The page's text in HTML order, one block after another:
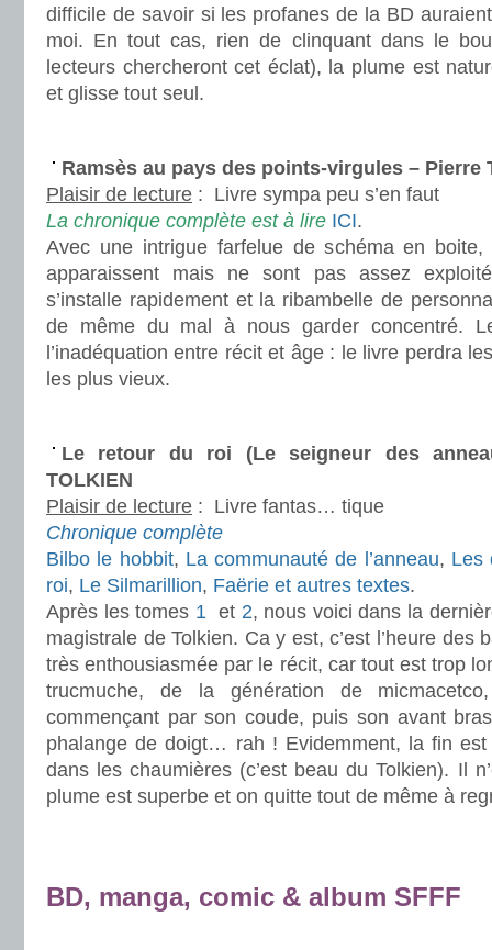
difficile de savoir si les profanes de la BD
moi. En tout cas, rien de clinquant dans le
lecteurs chercheront cet éclat), la plume est
et glisse tout seul.
Ramsès au pays des points-virgules – Pierre
Plaisir de lecture : Livre sympa peu s’en faut
La chronique complète est à lire ICI.
Avec une intrigue farfelue de schéma en boite,
apparaissent mais ne sont pas assez
s’installe rapidement et la ribambelle de
de même du mal à nous garder concentré.
l’inadéquation entre récit et âge : le livre perdra
les plus vieux.
Le retour du roi (Le seigneur des
TOLKIEN
Plaisir de lecture : Livre fantas… tique
Chronique complète
Bilbo le hobbit, La communauté de l’anneau, Les
roi, Le Silmarillion, Faërie et autres textes.
Après les tomes 1et 2, nous voici dans la
magistrale de Tolkien. Ca y est, c’est l’heure des
très enthousiasmée par le récit, car tout est trop
trucmuche, de la génération de
commençant par son coude, puis son avant
phalange de doigt… rah ! Evidemment, la fin
dans les chaumières (c’est beau du Tolkien). Il
plume est superbe et on quitte tout de même à
BD, manga, comic & album SFFF